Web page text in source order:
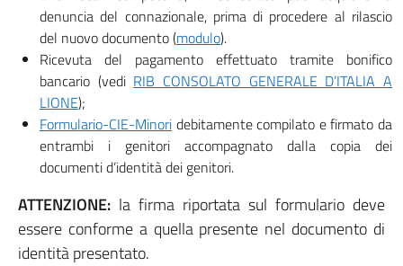
denuncia del connazionale, prima di procedere al rilascio
del nuovo documento (modulo).
Ricevuta del pagamento effettuato tramite bonifico
bancario (vedi RIB CONSOLATO GENERALE D’ITALIA A
LIONE);
Formulario-CIE-Minori debitamente compilato e firmato da
entrambi i genitori accompagnato dalla copia dei
documenti d’identità dei genitori.
ATTENZIONE: la firma riportata sul formulario deve
essere conforme a quella presente nel documento di
identità presentato.